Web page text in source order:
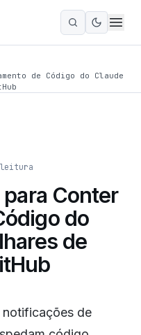
Ativar
de Código do Claude
leitura
Conter
do
de
de